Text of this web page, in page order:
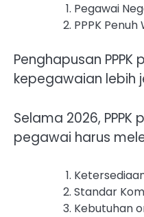
Pegawai
PPPK Penuh
Penghapusan
kepegawaian lebih
Selama 2026,
pegawai harus
Standar
Kebutuhan